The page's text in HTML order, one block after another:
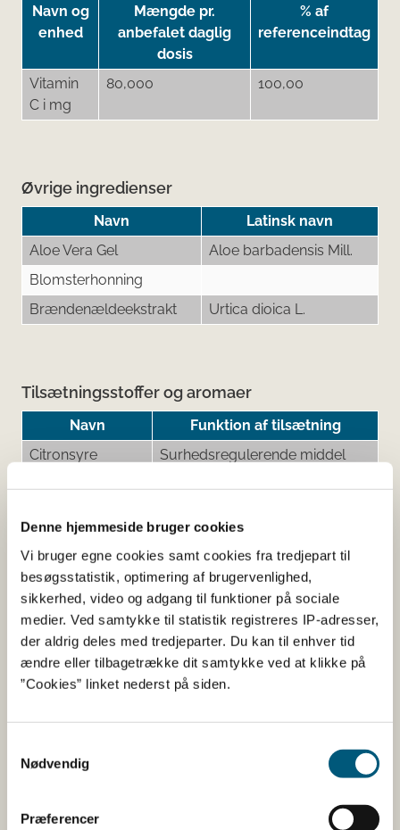
Denne hjemmeside bruger cookies
Vi bruger egne cookies samt cookies fra tredjepart til
besøgsstatistik, optimering af brugervenlighed,
sikkerhed, video og adgang til funktioner på sociale
medier. Ved samtykke til statistik registreres IP-adresser,
der aldrig deles med tredjeparter. Du kan til enhver tid
ændre eller tilbagetrække dit samtykke ved at klikke på
”Cookies” linket nederst på siden.
Nødvendig
Præferencer
Navn og
enhed
Mængde pr.
anbefalet daglig
dosis
% af
referenceindtag
Vitamin
C i mg
80,000 100,00
Øvrige ingredienser
Navn
Latinsk navn
Aloe Vera Gel
Aloe barbadensis Mill.
Blomsterhonning
Brændenældeekstrakt
Urtica dioica L.
Tilsætningsstoffer og aromaer
Navn
Funktion af tilsætning
Citronsyre
Surhedsregulerende middel
Her kan du finde detaljerede
oplysninger om det kosttilskud,
du har søgt på
anmeldt produktet.
Her kan du bl.a. se, hvilke indholdsstoffer produktet
Vitaminer og mineraler.